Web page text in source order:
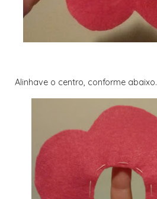
Alinhave o centro, conforme abaixo.